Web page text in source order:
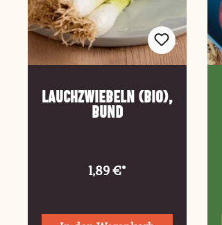
Lauchzwiebeln (Bio),
Bund
1,89 €*